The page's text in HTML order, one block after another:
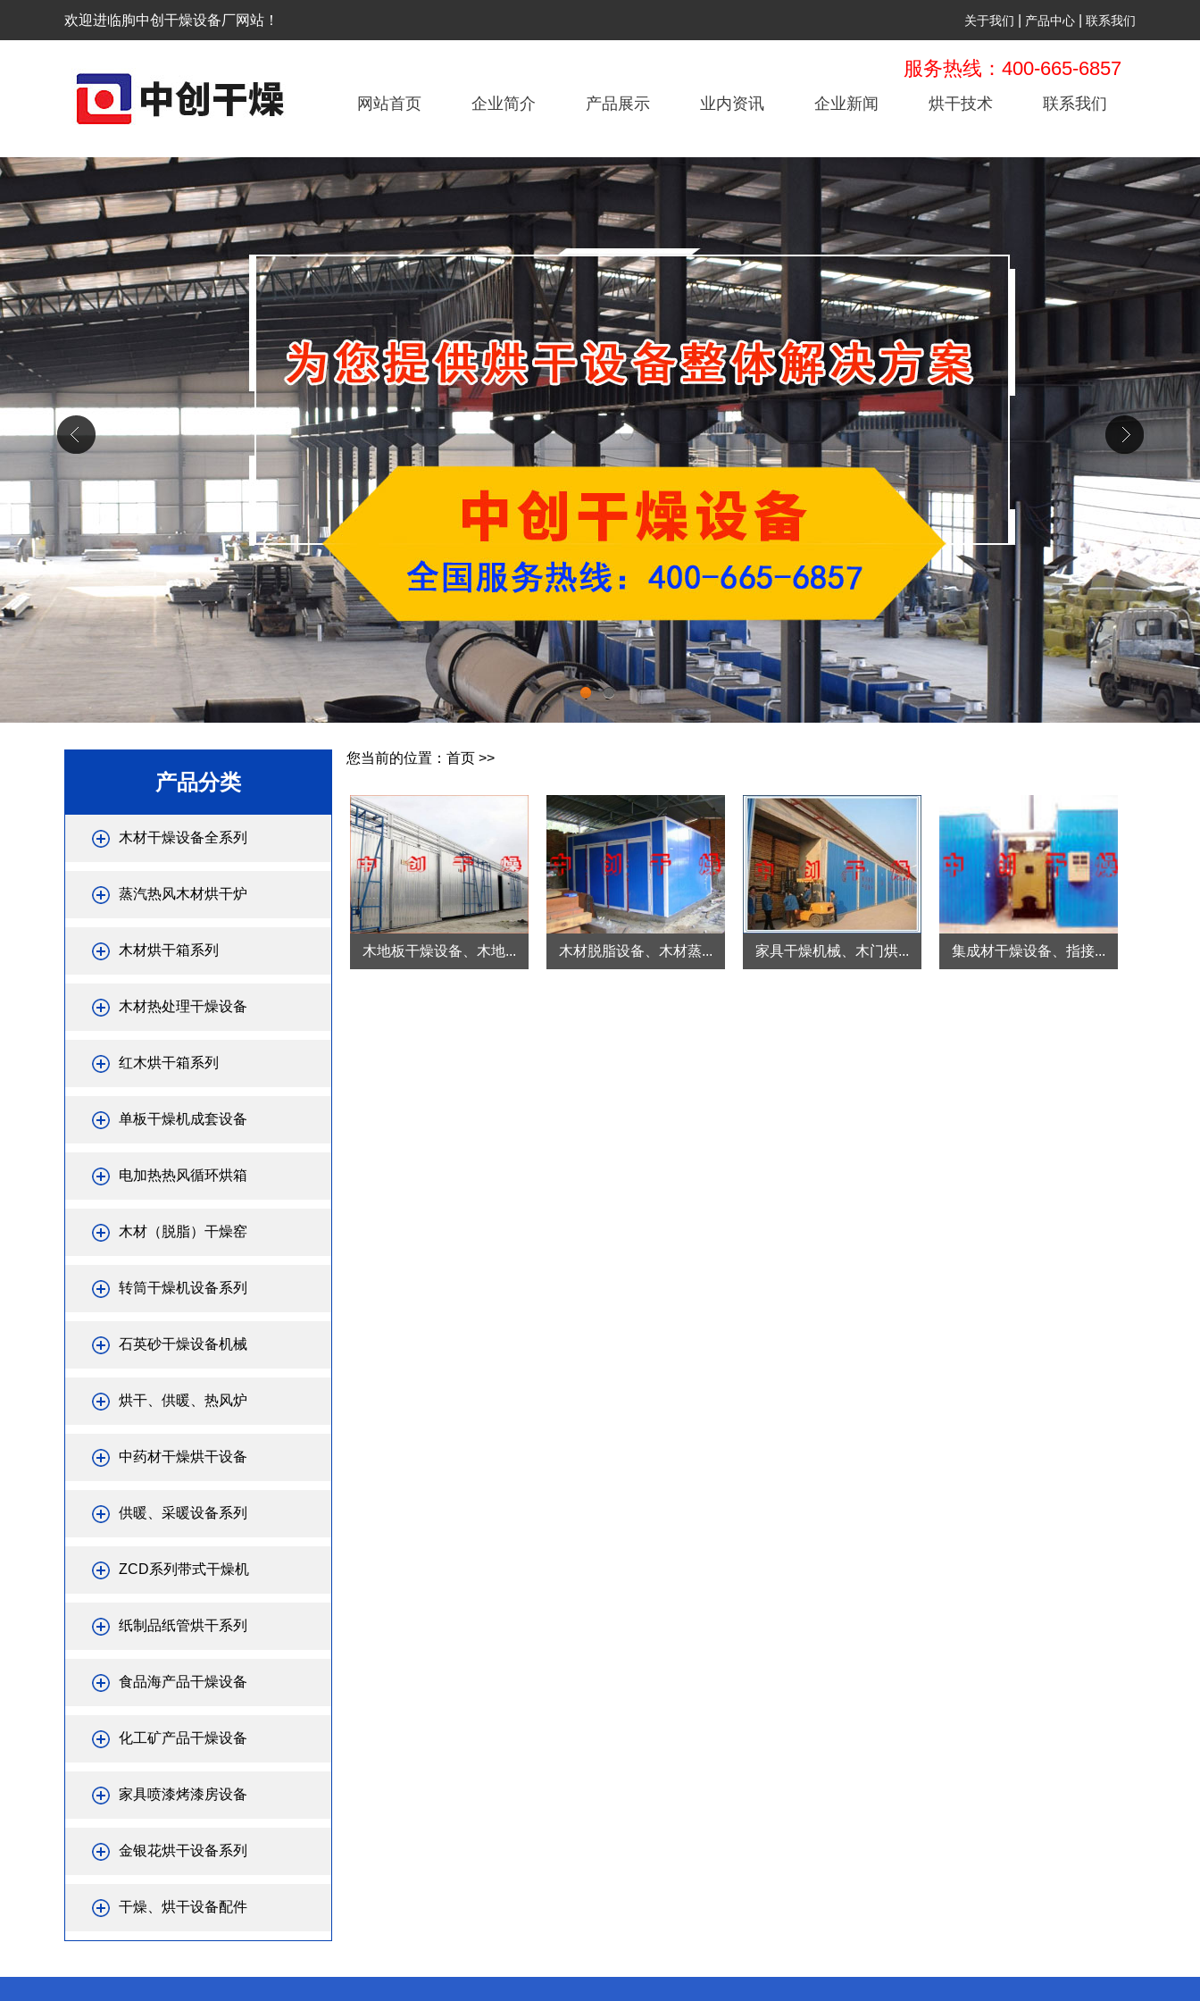
欢迎进临朐中创干燥设备厂网站！ 关于我们 产品中心 联系我们
服务热线：400-665-6857
网站首页 企业简介 产品展示 业内资讯 企业新闻 烘干技术 联系我们
1 2
产品分类
木材干燥设备全系列
蒸汽热风木材烘干炉
木材烘干箱系列
木材热处理干燥设备
红木烘干箱系列
单板干燥机成套设备
电加热热风循环烘箱
木材（脱脂）干燥窑
转筒干燥机设备系列
石英砂干燥设备机械
烘干、供暖、热风炉
中药材干燥烘干设备
供暖、采暖设备系列
ZCD系列带式干燥机
纸制品纸管烘干系列
食品海产品干燥设备
化工矿产品干燥设备
家具喷漆烤漆房设备
金银花烘干设备系列
干燥、烘干设备配件
您当前的位置： 首页 >>
木地板干燥设备、木地... 木材脱脂设备、木材蒸... 家具干燥机械、木门烘... 集成材干燥设备、指接...